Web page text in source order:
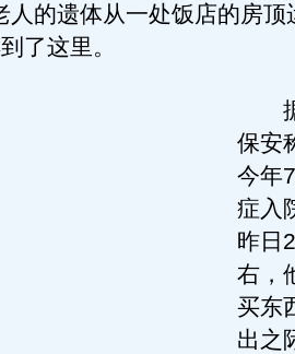
人的遗体从一处饭店的房顶
了这里。
据
保安
今年
症入
昨日
右，
买东
出之